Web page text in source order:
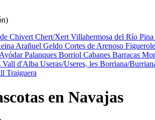
Chivert Chert/Xert Villahermosa del Río
Arañuel Geldo Cortes de Arenoso
AyódarPalanques Borriol Cabanes Barracas
Vall d'Alba Useras/Useres, les Borriana/
Traiguera
en Navajas